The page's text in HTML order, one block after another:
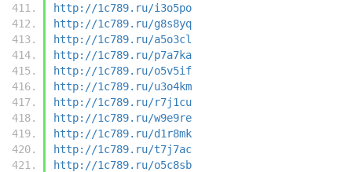
http://1c789.ru/i3o5po
http://1c789.ru/g8s8yq
http://1c789.ru/a5o3cl
http://1c789.ru/p7a7ka
http://1c789.ru/o5v5if
http://1c789.ru/u3o4km
http://1c789.ru/r7j1cu
http://1c789.ru/w9e9re
http://1c789.ru/d1r8mk
http://1c789.ru/t7j7ac
http://1c789.ru/o5c8sb